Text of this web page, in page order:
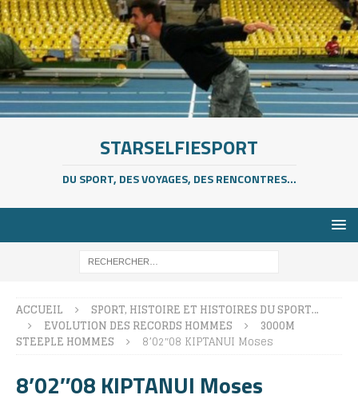
STARSELFIESPORT
DU SPORT, DES VOYAGES, DES RENCONTRES...
ACCUEIL
SPORT, HISTOIRE ET HISTOIRES DU SPORT…
EVOLUTION DES RECORDS HOMMES
3000M
STEEPLE HOMMES
8’02″08 KIPTANUI Moses
8’02″08 KIPTANUI Moses